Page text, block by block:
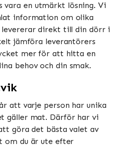
vara en utmärkt lösning. Vi
information om olika
levererar direkt till din dörr i
jämföra leverantörers
mer för att hitta en
behov och din smak.
att varje person har unika
gäller mat. Därför har vi
göra det bästa valet av
om du är ute efter